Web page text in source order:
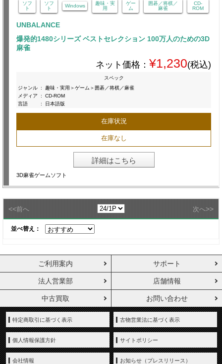
ソフ
ト
ソフ
ト
Windows
趣味・実
用
ゲー
ム
囲碁／将棋／
麻雀
CD-
ROM
UNBALANCE
爆発的1480シリーズ ベストセレクション 100万人のための3D
麻雀
ネット価格： ¥1,230(税込)
スペック
ジャンル :
趣味・実用＞ゲーム＞囲碁／将棋／麻雀
メディア
:
CD-ROM
言語
: 日本語版
在庫状況
在庫なし
詳細はこちら
3D麻雀ゲームソフト
<<前へ 次へ>>
並べ替え：
ご利用案内 サポート
法人営業部 店舗情報
中古買取 お問い合わせ
特定商取引に基づく表示 古物営業法に基づく表示
個人情報保護方針 サイトポリシー
会社情報 お知らせ（プレスリリース）